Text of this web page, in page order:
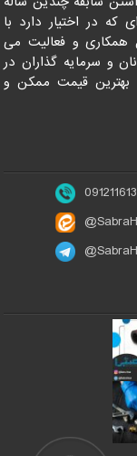
در اختیار دارد با
همکاری و فعالیت می
و سرمایه گذاران در
بهترین قیمت ممکن و